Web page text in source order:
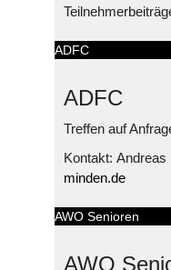
ADFC
ADFC
Treffen auf
Kontakt: Andreas
minden.de
AWO Senioren
AWO